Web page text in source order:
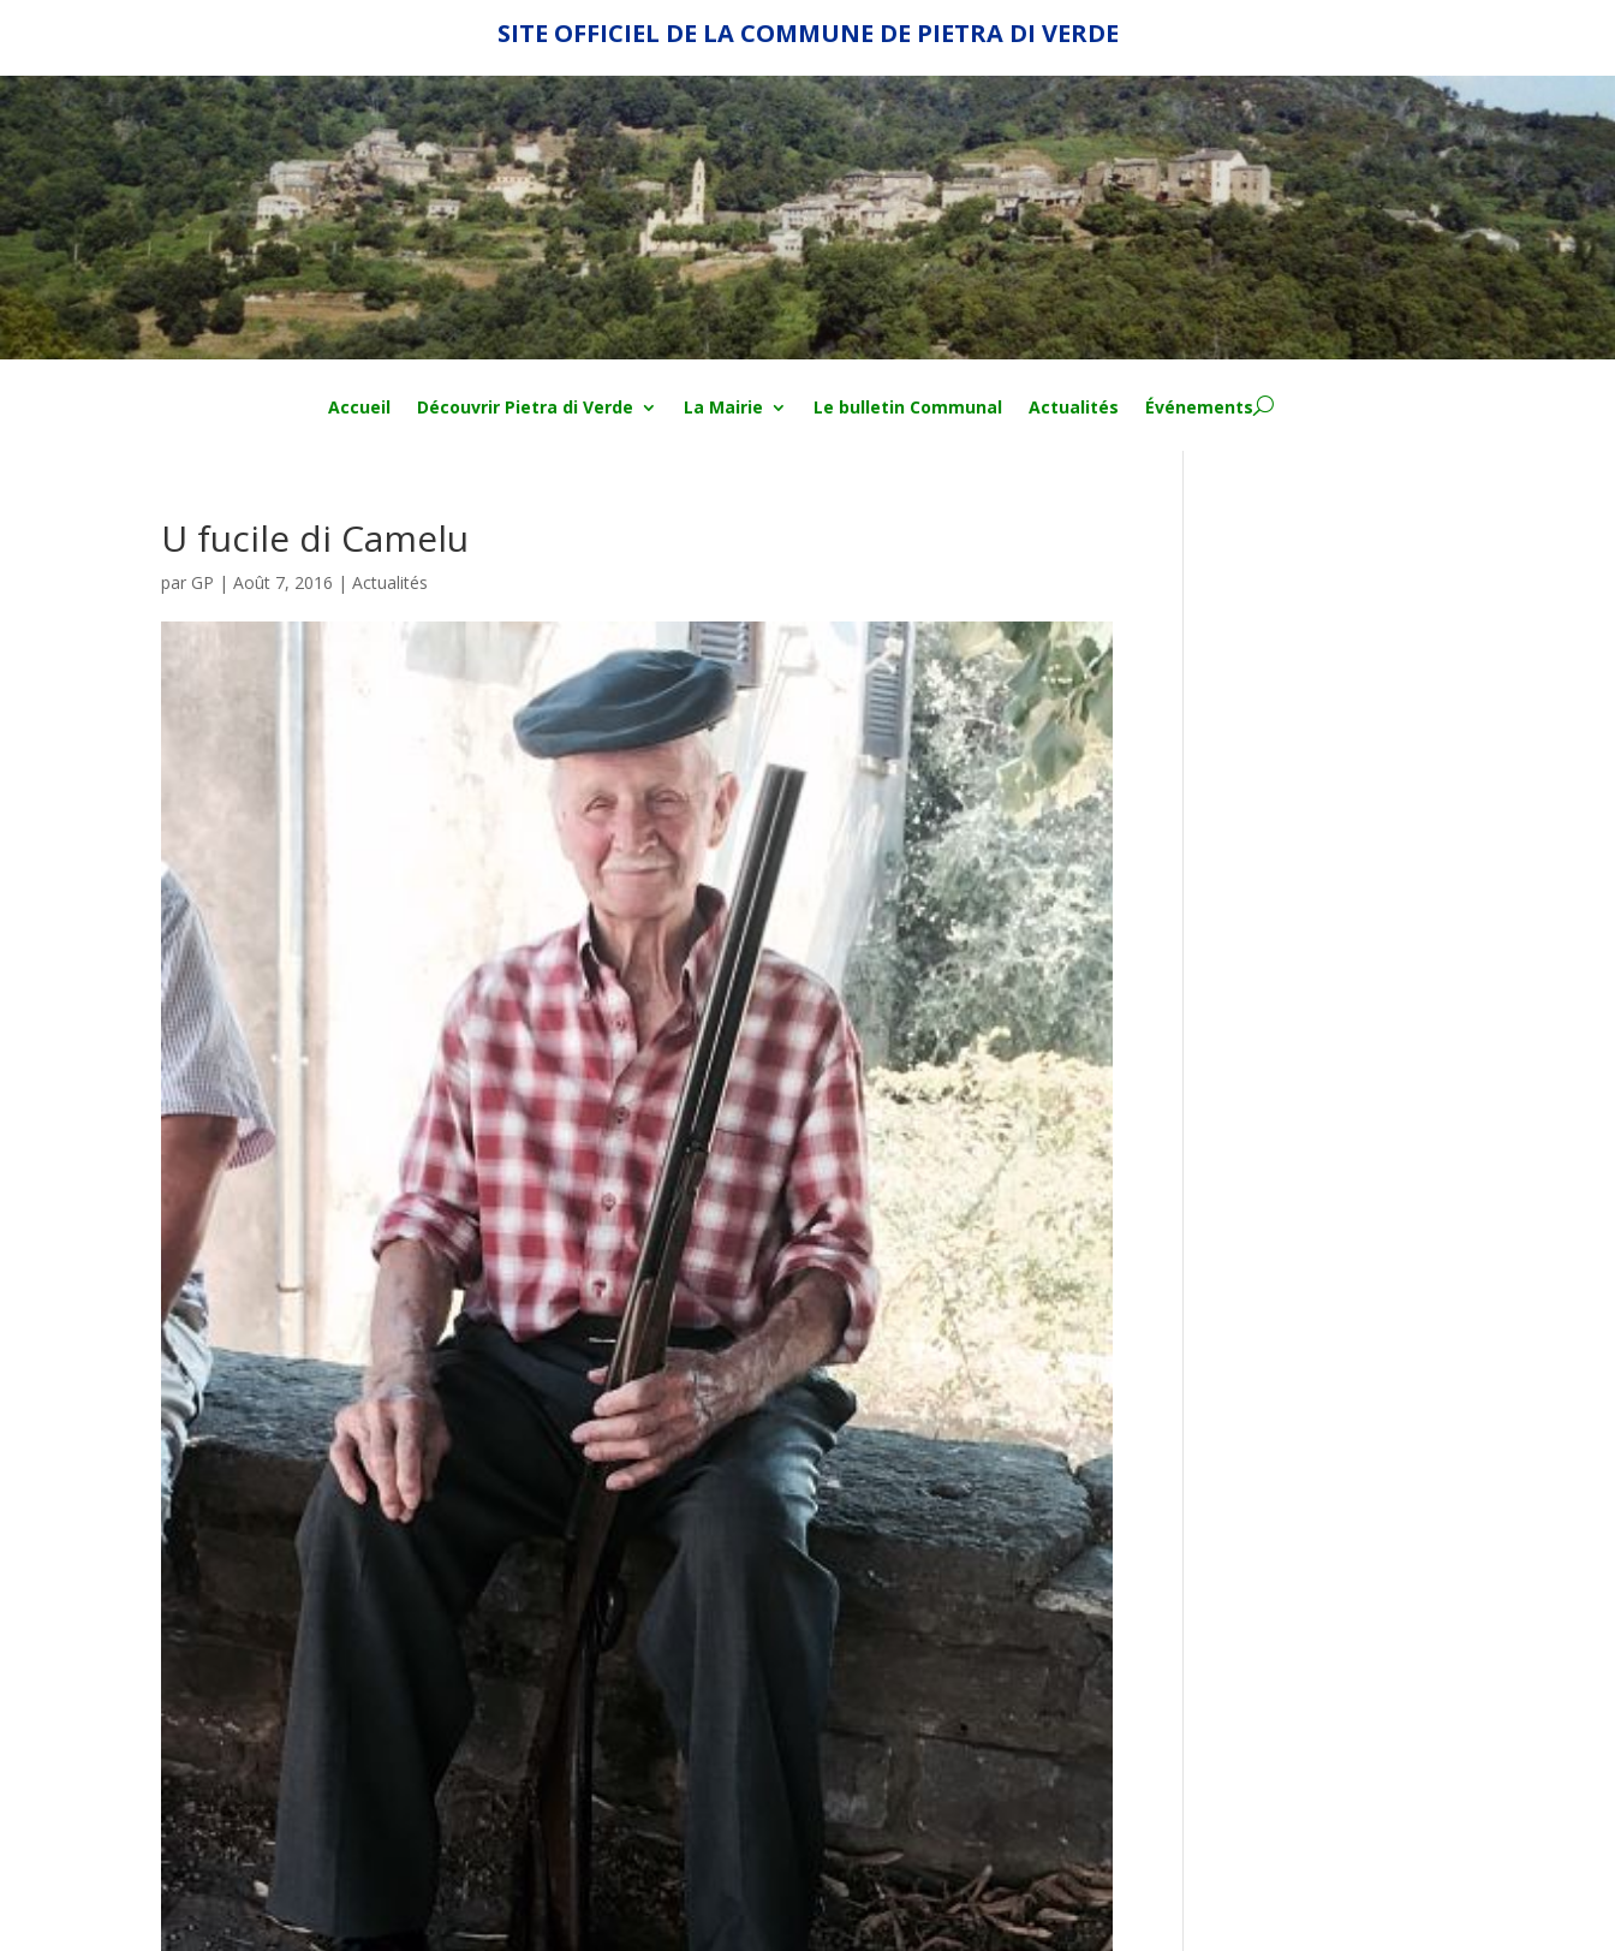
SITE OFFICIEL DE LA COMMUNE DE PIETRA DI VERDE
Accueil Découvrir Pietra di Verde La Mairie Le bulletin Communal Actualités Événements
U fucile di Camelu
par GP |Août 7, 2016 |Actualités